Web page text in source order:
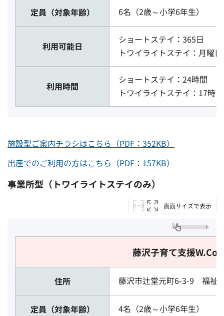
定員（対象年齢） 6名（2歳～小学6年生）
利用可能日
ショートステイ：365日
トワイライトステイ：月曜
利用時間
ショートステイ：24時間
トワイライトステイ：17時
施設型ご案内チラシはこちら（PDF：352KB）
出産でのご利用の方はこちら（PDF：157KB）
事業所型（トワイライトステイのみ）
画面サイズで表示
藤沢子育て支援
住所 藤沢市辻堂元町6-3-9 福祉
定員（対象年齢） 4名（2歳～小学6年生）